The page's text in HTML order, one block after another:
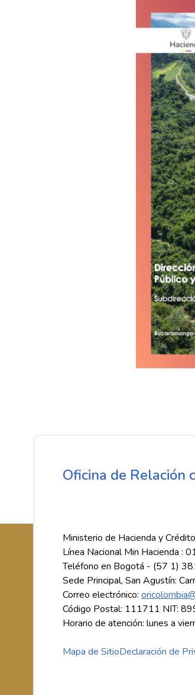
Oficina de Relación
Ministerio de Hacienda y
Línea Nacional Min Hacienda :
Teléfono en Bogotá - (57 1)
Sede Principal, San Agustín:
Correo electrónico:
Código Postal: 111711 NIT:
Horario de atención: lunes a
Mapa de SitioDeclaración de